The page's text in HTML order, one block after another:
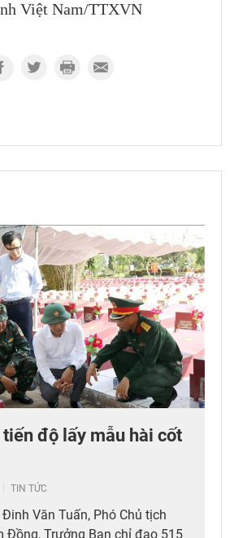
Việt Nam/TTXVN
độ lấy mẫu hài cốt
TIN TỨC
Văn Tuấn, Phó Chủ tịch
Đồng, Trưởng Ban chỉ đạo 515